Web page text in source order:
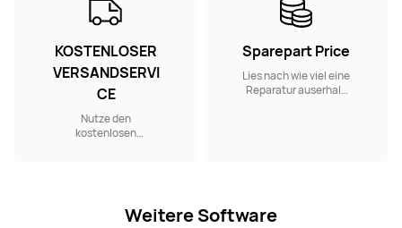
KOSTENLOSER
VERSANDSERVI
CE
Nutze den
kostenlosen
Sparepart Price
Lies nach wie viel eine
Reparatur auserhalb
Weitere Software